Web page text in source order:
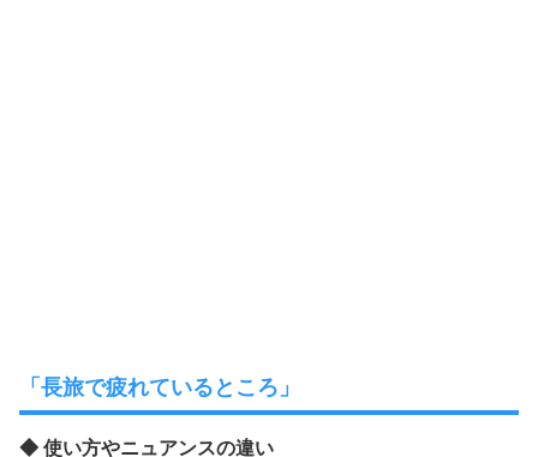
「長旅で疲れているところ」
◆ 使い方やニュアンスの違い